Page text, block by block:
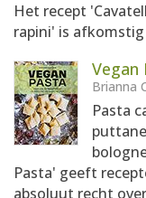
Het recept
rapini' is
Vegan
Brianna
Pasta
Pasta' geeft
absoluut recht